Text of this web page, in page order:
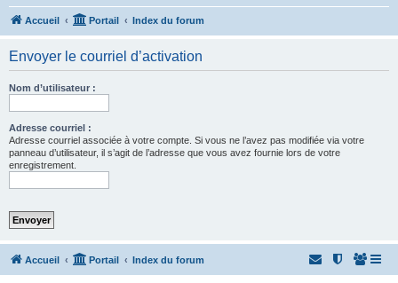
Accueil Portail Index du forum
Envoyer le courriel d’activation
Nom d’utilisateur :
Adresse courriel :
Adresse courriel associée à votre compte. Si vous ne l’avez pas modifiée via votre
panneau d’utilisateur, il s’agit de l’adresse que vous avez fournie lors de votre
enregistrement.
Accueil Portail Index du forum